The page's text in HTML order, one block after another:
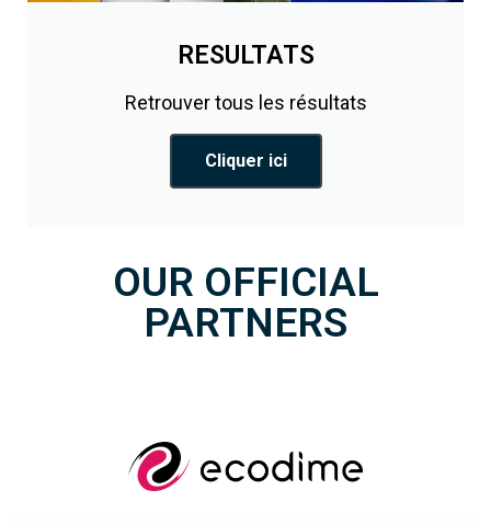
RESULTATS
Retrouver tous les résultats
Cliquer ici
OUR OFFICIAL
PARTNERS